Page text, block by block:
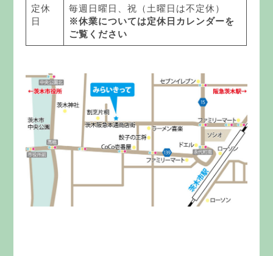
定休
日
毎週日曜日、祝（土曜日は不定休）
※休業については定休日カレンダーを
ご覧ください